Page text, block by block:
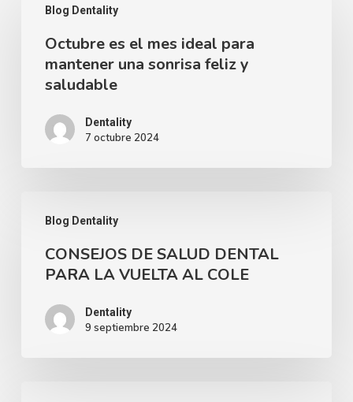
Blog Dentality
ideal
para
mantener
saludable
Octubre es el mes ideal para
mantener una sonrisa feliz y
saludable
Dentality
7 octubre 2024
Blog Dentality
SALUD
DENTAL
PARA
VUELTA
CONSEJOS DE SALUD DENTAL
PARA LA VUELTA AL COLE
Dentality
9 septiembre 2024